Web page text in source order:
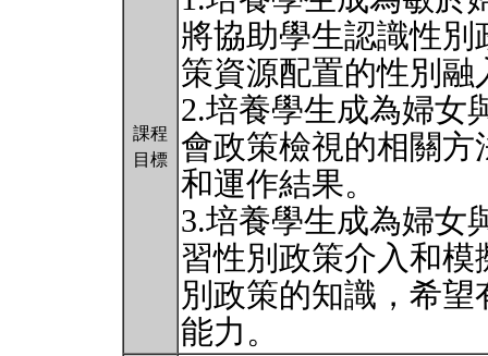
課程
目標
將協助學生認識性
策資源配置的性別融
2.培養學生成為婦女
會政策檢視的相關
和運作結果。
3.培養學生成為婦女
習性別政策介入和
別政策的知識，希
能力。